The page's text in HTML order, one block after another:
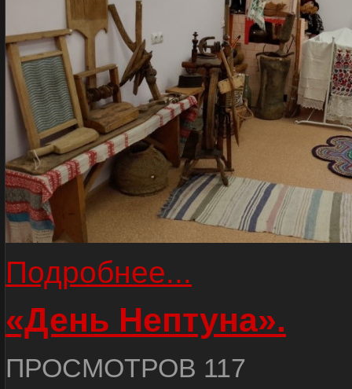
Подробнее...
«День Нептуна».
ПРОСМОТРОВ 117